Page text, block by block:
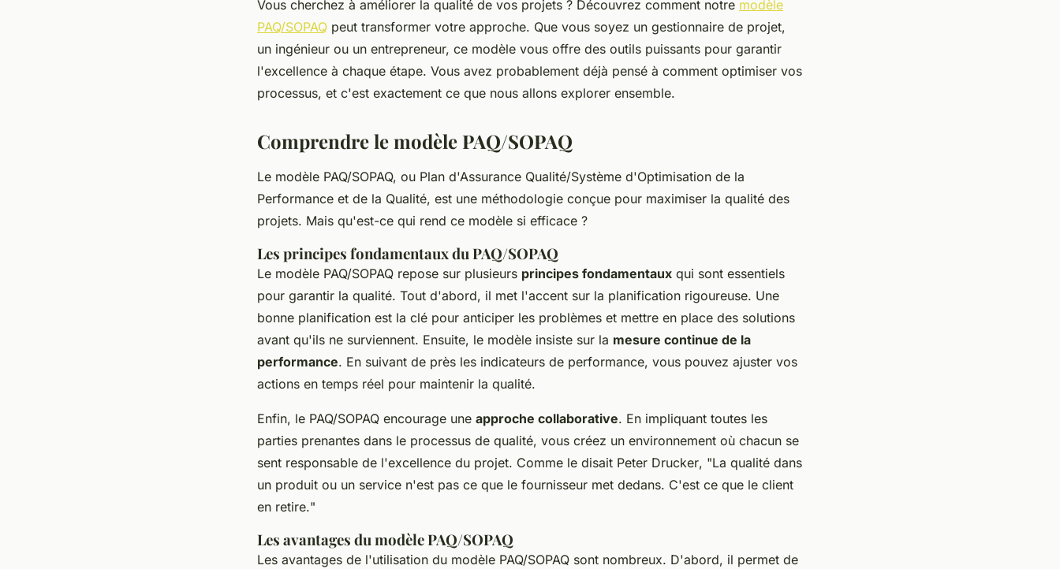
Vous cherchez à améliorer la qualité de vos projets ? Découvrez comment notre modèle
PAQ/SOPAQ peut transformer votre approche. Que vous soyez un gestionnaire de projet,
un ingénieur ou un entrepreneur, ce modèle vous offre des outils puissants pour garantir
l'excellence à chaque étape. Vous avez probablement déjà pensé à comment optimiser vos
processus, et c'est exactement ce que nous allons explorer ensemble.
Comprendre le modèle PAQ/SOPAQ
Le modèle PAQ/SOPAQ, ou Plan d'Assurance Qualité/Système d'Optimisation de la
Performance et de la Qualité, est une méthodologie conçue pour maximiser la qualité des
projets. Mais qu'est-ce qui rend ce modèle si efficace ?
Les principes fondamentaux du PAQ/SOPAQ
Le modèle PAQ/SOPAQ repose sur plusieurs principes fondamentaux qui sont essentiels
pour garantir la qualité. Tout d'abord, il met l'accent sur la planification rigoureuse. Une
bonne planification est la clé pour anticiper les problèmes et mettre en place des solutions
avant qu'ils ne surviennent. Ensuite, le modèle insiste sur la mesure continue de la
performance. En suivant de près les indicateurs de performance, vous pouvez ajuster vos
actions en temps réel pour maintenir la qualité.
Enfin, le PAQ/SOPAQ encourage une approche collaborative. En impliquant toutes les
parties prenantes dans le processus de qualité, vous créez un environnement où chacun se
sent responsable de l'excellence du projet. Comme le disait Peter Drucker, "La qualité dans
un produit ou un service n'est pas ce que le fournisseur met dedans. C'est ce que le client
en retire."
Les avantages du modèle PAQ/SOPAQ
Les avantages de l'utilisation du modèle PAQ/SOPAQ sont nombreux. D'abord, il permet de